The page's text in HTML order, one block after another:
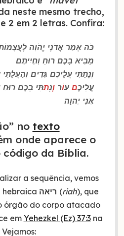
neste mesmo trecho,
2 em 2 letras. Confira:
כֹּה אָמַר אֲדֹנָי יֱהֹוִה
מֵבִיא בָכֶם רוּחַ וִחְיִיתֶם׃
וְנָתַתִּי עֲלֵיכֶם גִּדִים
עֲלֵיכֶםעוֹר וְנָתַתִּי בָכֶם רוּחַ
אֲנִי יְהוָה
no texto
onde aparece o
da Bíblia.
a sequência, vemos
(riah), que
órgão do corpo atacado
em Yehezkel (Ez) 37:3na